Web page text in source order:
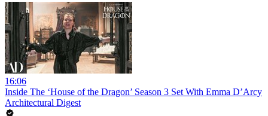
16:06
Inside The ‘House of the Dragon’ Season 3 Set With Emma D’Arcy
Architectural Digest